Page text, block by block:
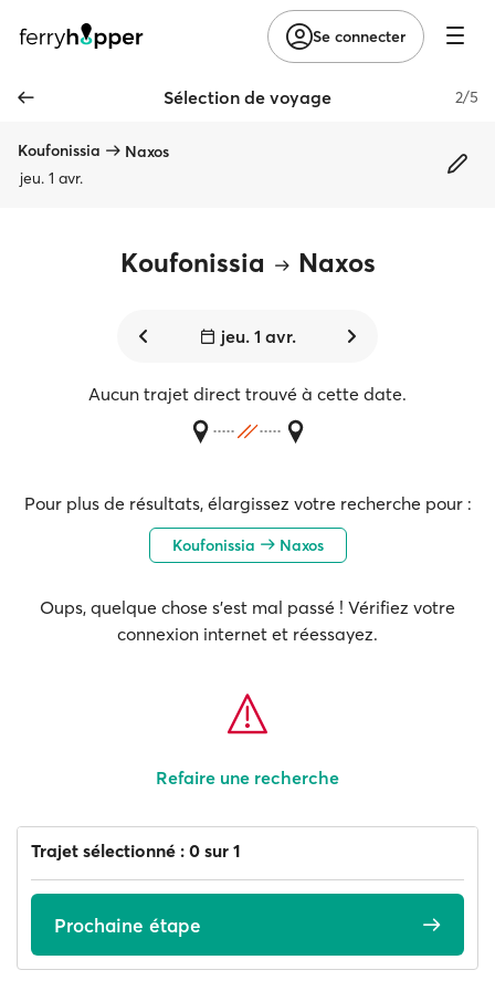
Se connecter
Sélection de voyage 2/5
Koufonissia
Naxos
jeu. 1 avr.
Koufonissia Naxos
jeu. 1 avr.
Aucun trajet direct trouvé à cette date.
Pour plus de résultats, élargissez votre recherche pour :
Koufonissia Naxos
Oups, quelque chose s'est mal passé ! Vérifiez votre
connexion internet et réessayez.
Refaire une recherche
Trajet sélectionné : 0 sur 1
Prochaine étape